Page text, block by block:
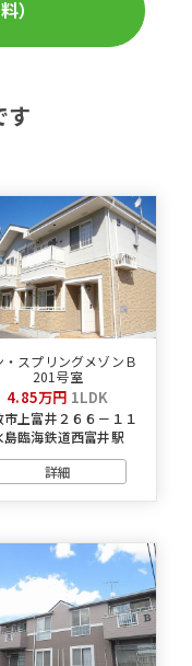
）
す
・スプリングメゾンＢ
201号室
4.85万円 1LDK
市上富井２６６－１１
島臨海鉄道西富井駅
詳細